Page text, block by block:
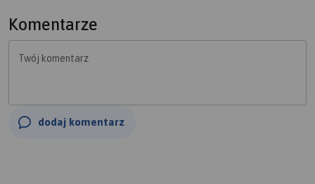
Komentarze
Twój komentarz
dodaj komentarz